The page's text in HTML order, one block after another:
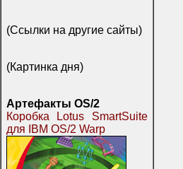
(Ссылки на другие сайты)
(Картинка дня)
Артефакты OS/2
Коробка Lotus SmartSuite
для IBM OS/2 Warp